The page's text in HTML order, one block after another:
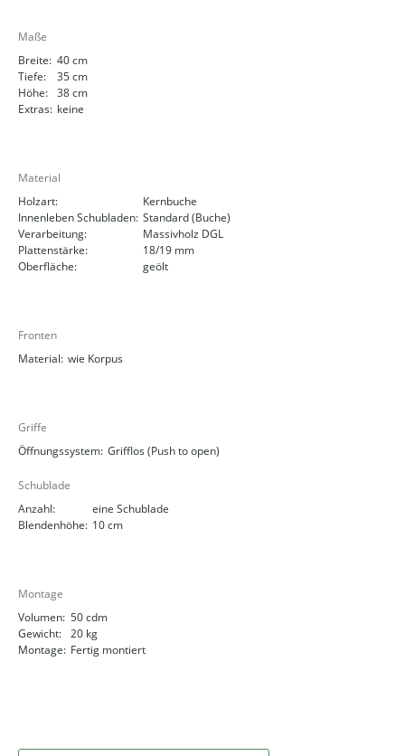
Maße
Breite: 40 cm
Tiefe:
35 cm
Höhe: 38 cm
Extras: keine
Material
Holzart:
Kernbuche
Innenleben Schubladen: Standard (Buche)
Verarbeitung:
Massivholz DGL
Plattenstärke:
18/19 mm
Oberfläche:
geölt
Fronten
Material: wie Korpus
Griffe
Öffnungssystem: Grifflos (Push to open)
Schublade
Anzahl:
eine Schublade
Blendenhöhe: 10 cm
Montage
Volumen: 50 cdm
Gewicht: 20 kg
Montage: Fertig montiert